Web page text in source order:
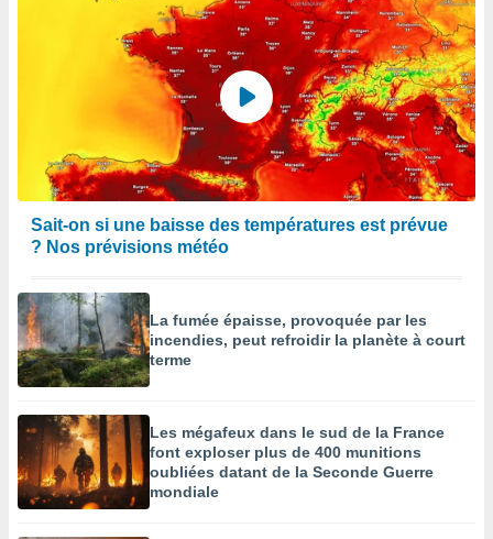
Sait-on si une baisse des températures est prévue
? Nos prévisions météo
La fumée épaisse, provoquée par les
incendies, peut refroidir la planète à court
terme
Les mégafeux dans le sud de la France
font exploser plus de 400 munitions
oubliées datant de la Seconde Guerre
mondiale